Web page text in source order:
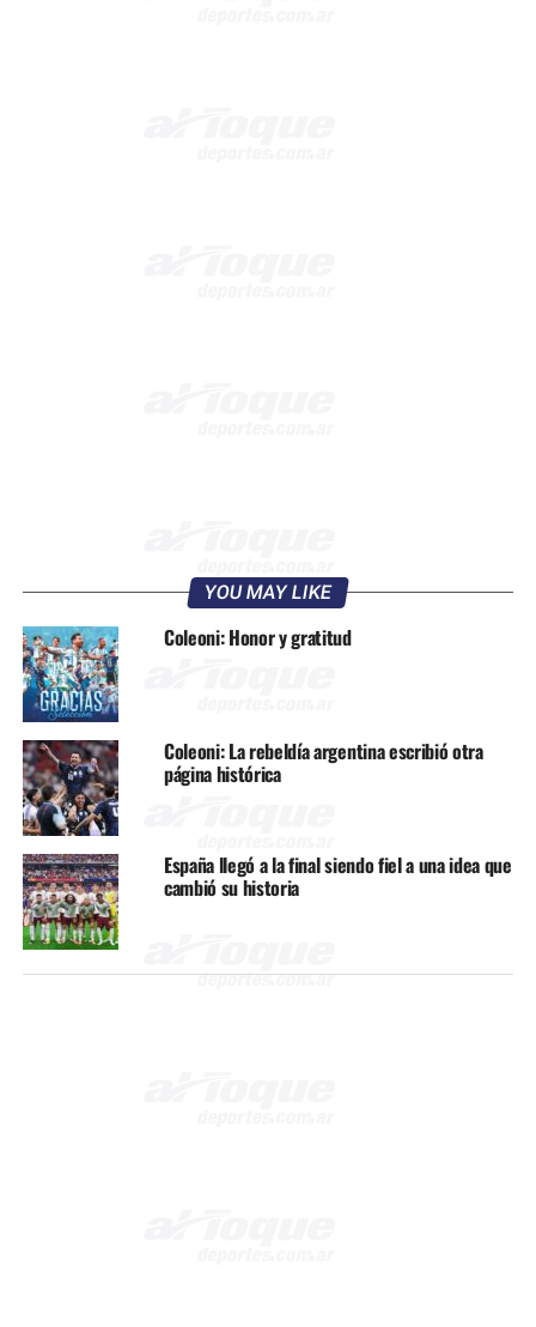
YOU MAY LIKE
Coleoni: Honor y gratitud
Coleoni: La rebeldía argentina escribió otra
página histórica
España llegó a la final siendo fiel a una idea que
cambió su historia